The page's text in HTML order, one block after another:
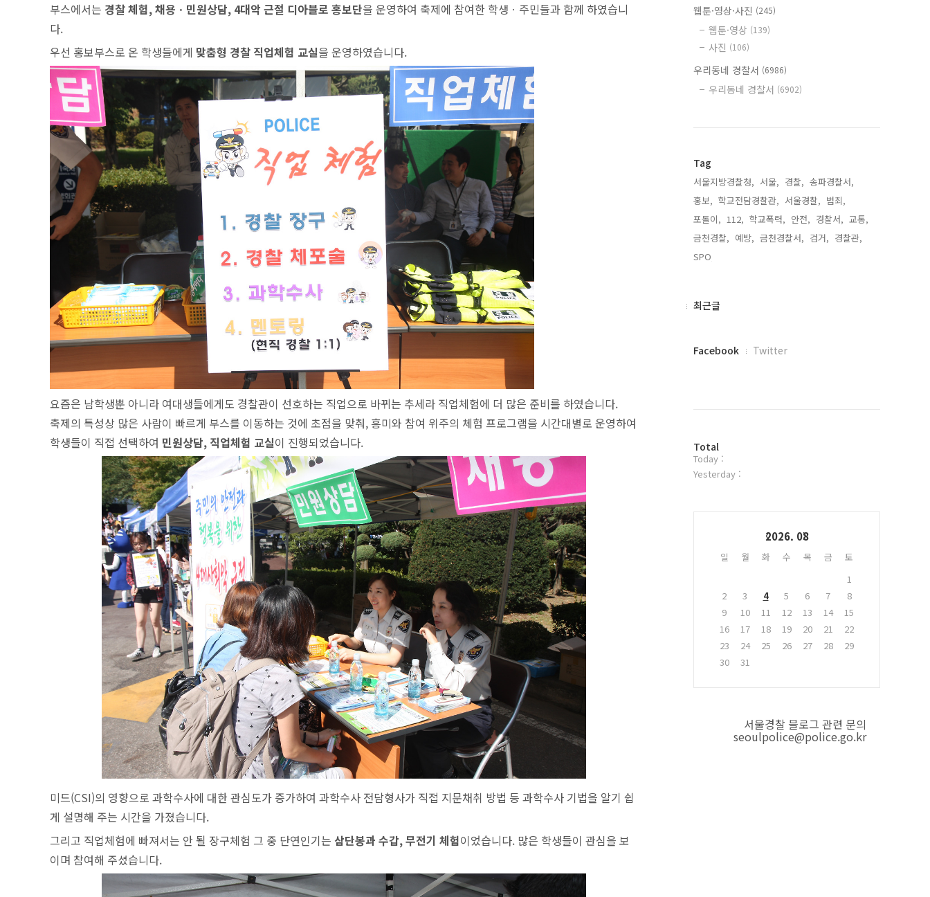
부스에서는 경찰 체험, 채용ㆍ민원상담, 4대악 근절 디아블로 홍보단을 운영하여 축제에 참여한 학생ㆍ주민들과 함께 하였습니
다.
우선 홍보부스로 온 학생들에게 맞춤형 경찰 직업체험 교실을 운영하였습니다.
요즘은 남학생뿐 아니라 여대생들에게도 경찰관이 선호하는 직업으로 바뀌는 추세라 직업체험에 더 많은 준비를 하였습니다.
축제의 특성상 많은 사람이 빠르게 부스를 이동하는 것에 초점을 맞춰, 흥미와 참여 위주의 체험 프로그램을 시간대별로 운영하여
학생들이 직접 선택하여 민원상담, 직업체험 교실이 진행되었습니다.
미드(CSI)의 영향으로 과학수사에 대한 관심도가 증가하여 과학수사 전담형사가 직접 지문채취 방법 등 과학수사 기법을 알기 쉽
게 설명해 주는 시간을 가졌습니다.
그리고 직업체험에 빠져서는 안 될 장구체험 그 중 단연인기는 삼단봉과 수갑, 무전기 체험이었습니다. 많은 학생들이 관심을 보
이며 참여해 주셨습니다.
웹툰·영상·사진 (245)
웹툰·영상 (139)
사진 (106)
우리동네 경찰서 (6986)
우리동네 경찰서 (6902)
Tag
서울지방경찰청, 서울, 경찰, 송파경찰서,
홍보, 학교전담경찰관, 서울경찰, 범죄,
포돌이, 112, 학교폭력, 안전, 경찰서, 교통,
금천경찰, 예방, 금천경찰서, 검거, 경찰관,
SPO,
최
최근글
페
플
러
그
Facebook Twitter
방
문
자
Total
Today :
Yesterday :
2026. 08
일 월 화 수 목 금
토
1
2
3 4 5 6 7
8
9
10 11 12 13 14
15
16
17 18 19 20 21
22
23
24 25 26 27 28
29
30
31
서울경찰 블로그 관련 문의
seoulpolice@police.go.kr